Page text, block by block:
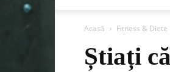
Acasă Fitness & Diete
Știați